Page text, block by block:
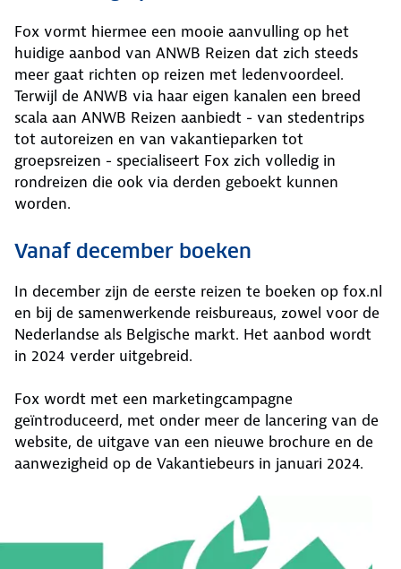
Fox vormt hiermee een mooie aanvulling op het
huidige aanbod van ANWB Reizen dat zich steeds
meer gaat richten op reizen met ledenvoordeel.
Terwijl de ANWB via haar eigen kanalen een breed
scala aan ANWB Reizen aanbiedt - van stedentrips
tot autoreizen en van vakantieparken tot
groepsreizen - specialiseert Fox zich volledig in
rondreizen die ook via derden geboekt kunnen
worden.
Vanaf december boeken
In december zijn de eerste reizen te boeken op fox.nl
en bij de samenwerkende reisbureaus, zowel voor de
Nederlandse als Belgische markt. Het aanbod wordt
in 2024 verder uitgebreid.
Fox wordt met een marketingcampagne
geïntroduceerd, met onder meer de lancering van de
website, de uitgave van een nieuwe brochure en de
aanwezigheid op de Vakantiebeurs in januari 2024.